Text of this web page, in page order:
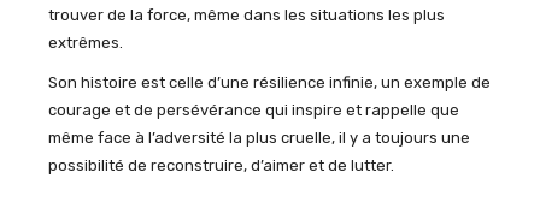
trouver de la force, même dans les situations les plus
extrêmes.
Son histoire est celle d’une résilience infinie, un exemple de
courage et de persévérance qui inspire et rappelle que
même face à l’adversité la plus cruelle, il y a toujours une
possibilité de reconstruire, d’aimer et de lutter.